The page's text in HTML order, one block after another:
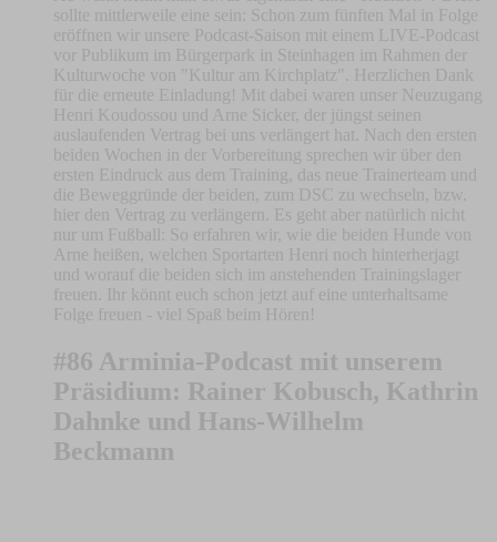
sollte mittlerweile eine sein: Schon zum fünften Mal in Folge
eröffnen wir unsere Podcast-Saison mit einem LIVE-Podcast
vor Publikum im Bürgerpark in Steinhagen im Rahmen der
Kulturwoche von "Kultur am Kirchplatz". Herzlichen Dank
für die erneute Einladung! Mit dabei waren unser Neuzugang
Henri Koudossou und Arne Sicker, der jüngst seinen
auslaufenden Vertrag bei uns verlängert hat. Nach den ersten
beiden Wochen in der Vorbereitung sprechen wir über den
ersten Eindruck aus dem Training, das neue Trainerteam und
die Beweggründe der beiden, zum DSC zu wechseln, bzw.
hier den Vertrag zu verlängern. Es geht aber natürlich nicht
nur um Fußball: So erfahren wir, wie die beiden Hunde von
Arne heißen, welchen Sportarten Henri noch hinterherjagt
und worauf die beiden sich im anstehenden Trainingslager
freuen. Ihr könnt euch schon jetzt auf eine unterhaltsame
Folge freuen - viel Spaß beim Hören!
#86 Arminia-Podcast mit unserem
Präsidium: Rainer Kobusch, Kathrin
Dahnke und Hans-Wilhelm
Beckmann